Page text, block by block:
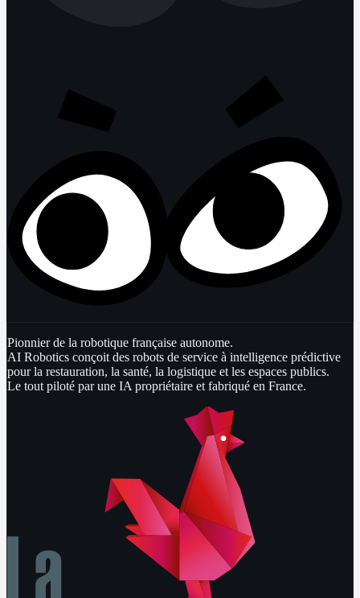
Pionnier de la robotique française autonome.
AI Robotics conçoit des robots de service à intelligence prédictive
pour la restauration, la santé, la logistique et les espaces publics.
Le tout piloté par une IA propriétaire et fabriqué en France.